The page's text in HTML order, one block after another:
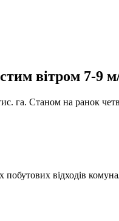
вітром 7-9
га. Станом на ранок
відходів